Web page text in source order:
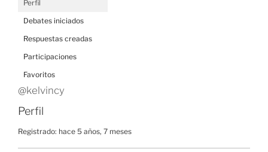
Perfil
Debates iniciados
Respuestas creadas
Participaciones
Favoritos
@kelvincy
Perfil
Registrado: hace 5 años, 7 meses